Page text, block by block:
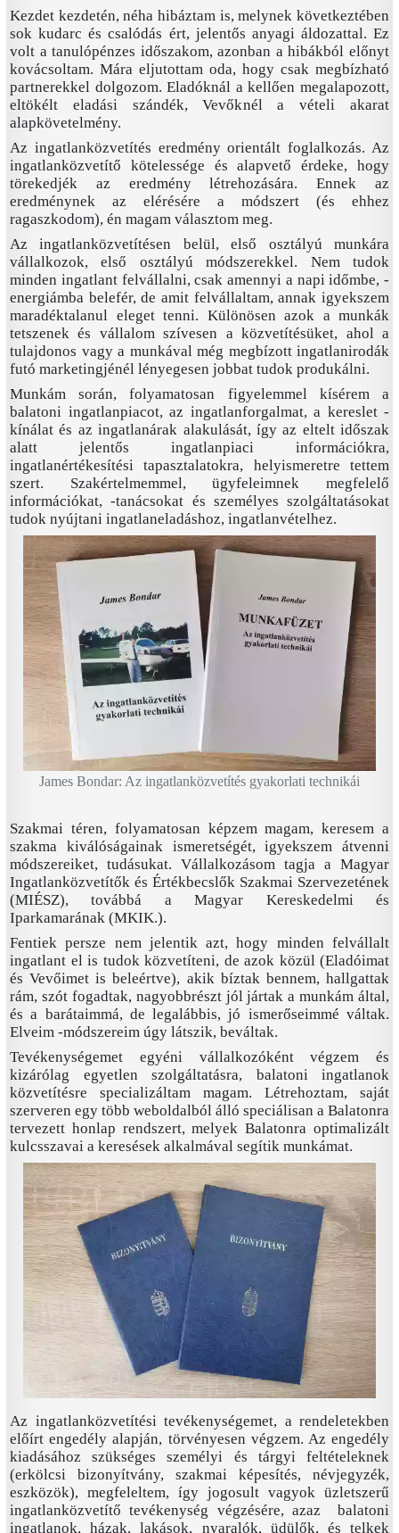
Kezdet kezdetén, néha hibáztam is, melynek következtében
sok kudarc és csalódás ért, jelentős anyagi áldozattal. Ez
volt a tanulópénzes időszakom, azonban a hibákból előnyt
kovácsoltam. Mára eljutottam oda, hogy csak megbízható
partnerekkel dolgozom. Eladóknál a kellően megalapozott,
eltökélt eladási szándék, Vevőknél a vételi akarat
alapkövetelmény.
Az ingatlanközvetítés eredmény orientált foglalkozás. Az
ingatlanközvetítő kötelessége és alapvető érdeke, hogy
törekedjék az eredmény létrehozására. Ennek az
eredménynek az elérésére a módszert (és ehhez
ragaszkodom), én magam választom meg.
Az ingatlanközvetítésen belül, első osztályú munkára
vállalkozok, első osztályú módszerekkel. Nem tudok
minden ingatlant felvállalni, csak amennyi a napi időmbe, -
energiámba belefér, de amit felvállaltam, annak igyekszem
maradéktalanul eleget tenni. Különösen azok a munkák
tetszenek és vállalom szívesen a közvetítésüket, ahol a
tulajdonos vagy a munkával még megbízott ingatlanirodák
futó marketingjénél lényegesen jobbat tudok produkálni.
Munkám során, folyamatosan figyelemmel kísérem a
balatoni ingatlanpiacot, az ingatlanforgalmat, a kereslet -
kínálat és az ingatlanárak alakulását, így az eltelt időszak
alatt jelentős ingatlanpiaci információkra,
ingatlanértékesítési tapasztalatokra, helyismeretre tettem
szert. Szakértelmemmel, ügyfeleimnek megfelelő
információkat, -tanácsokat és személyes szolgáltatásokat
tudok nyújtani ingatlaneladáshoz, ingatlanvételhez.
James Bondar: Az ingatlanközvetítés gyakorlati technikái
Szakmai téren, folyamatosan képzem magam, keresem a
szakma kiválóságainak ismeretségét, igyekszem átvenni
módszereiket, tudásukat. Vállalkozásom tagja a Magyar
Ingatlanközvetítők és Értékbecslők Szakmai Szervezetének
(MIÉSZ), továbbá a Magyar Kereskedelmi és
Iparkamarának (MKIK.).
Fentiek persze nem jelentik azt, hogy minden felvállalt
ingatlant el is tudok közvetíteni, de azok közül (Eladóimat
és Vevőimet is beleértve), akik bíztak bennem, hallgattak
rám, szót fogadtak, nagyobbrészt jól jártak a munkám által,
és a barátaimmá, de legalábbis, jó ismerőseimmé váltak.
Elveim -módszereim úgy látszik, beváltak.
Tevékenységemet egyéni vállalkozóként végzem és
kizárólag egyetlen szolgáltatásra, balatoni ingatlanok
közvetítésre specializáltam magam. Létrehoztam, saját
szerveren egy több weboldalból álló speciálisan a Balatonra
tervezett honlap rendszert, melyek Balatonra optimalizált
kulcsszavai a keresések alkalmával segítik munkámat.
Az ingatlanközvetítési tevékenységemet, a rendeletekben
előírt engedély alapján, törvényesen végzem. Az engedély
kiadásához szükséges személyi és tárgyi feltételeknek
(erkölcsi bizonyítvány, szakmai képesítés, névjegyzék,
eszközök), megfeleltem, így jogosult vagyok üzletszerű
ingatlanközvetítő tevékenység végzésére, azaz balatoni
ingatlanok, házak, lakások, nyaralók, üdülők, és telkek